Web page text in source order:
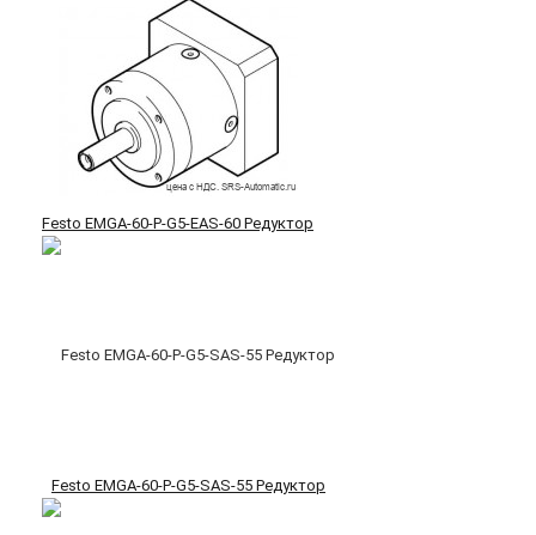
Festo EMGA-60-P-G5-EAS-60 Редуктор
Festo EMGA-60-P-G5-SAS-55 Редуктор